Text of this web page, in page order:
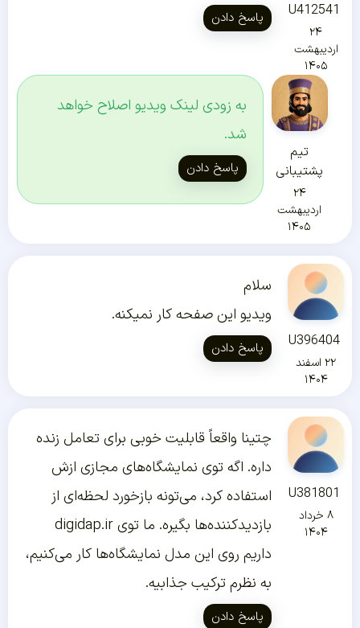
U412541
۲۴
اردیبهشت
۱۴۰۵
پاسخ دادن
تیم
پشتیبانی
۲۴
اردیبهشت
۱۴۰۵
به زودی لینک ویدیو اصلاح خواهد
شد.
پاسخ دادن
U396404
۲۲ اسفند
۱۴۰۴
سلام
ویدیو این صفحه کار نمیکنه.
پاسخ دادن
U381801
۸ خرداد
۱۴۰۴
چتینا واقعاً قابلیت خوبی برای تعامل زنده
داره. اگه توی نمایشگاه‌های مجازی ازش
استفاده کرد، می‌تونه بازخورد لحظه‌ای از
بازدیدکننده‌ها بگیره. ما توی digidap.ir
داریم روی این مدل نمایشگاه‌ها کار می‌کنیم،
به نظرم ترکیب جذابیه.
پاسخ دادن